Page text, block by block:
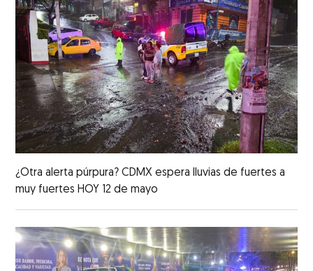
¿Otra alerta púrpura? CDMX espera lluvias de fuertes a
muy fuertes HOY 12 de mayo